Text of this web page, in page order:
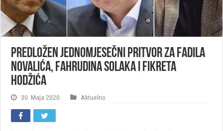
Predložen jednomjesečni pritvor za Fadila
Novalića, Fahrudina Solaka i Fikreta
Hodžića
30. Maja 2020. Aktuelno